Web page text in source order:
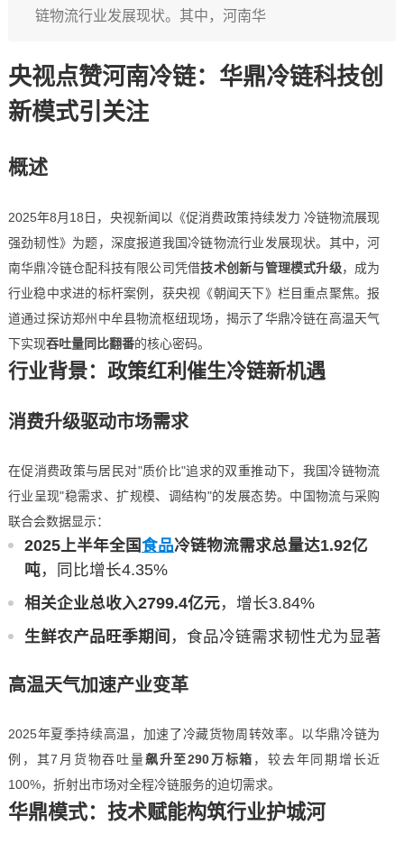
链物流行业发展现状。其中，河南华
央视点赞河南冷链：华鼎冷链科技创
新模式引关注
概述
2025年8月18日，央视新闻以《促消费政策持续发力 冷链物流展现
强劲韧性》为题，深度报道我国冷链物流行业发展现状。其中，河
南华鼎冷链仓配科技有限公司凭借技术创新与管理模式升级，成为
行业稳中求进的标杆案例，获央视《朝闻天下》栏目重点聚焦。报
道通过探访郑州中牟县物流枢纽现场，揭示了华鼎冷链在高温天气
下实现吞吐量同比翻番的核心密码。
行业背景：政策红利催生冷链新机遇
消费升级驱动市场需求
在促消费政策与居民对"质价比"追求的双重推动下，我国冷链物流
行业呈现"稳需求、扩规模、调结构"的发展态势。中国物流与采购
联合会数据显示：
2025上半年全国食品冷链物流需求总量达1.92亿
吨，同比增长4.35%
相关企业总收入2799.4亿元，增长3.84%
生鲜农产品旺季期间 ，食品冷链需求韧性尤为显著
高温天气加速产业变革
2025年夏季持续高温，加速了冷藏货物周转效率。以华鼎冷链为
例，其7月货物吞吐量飙升至290万标箱 ，较去年同期增长近
100%，折射出市场对全程冷链服务的迫切需求。
华鼎模式：技术赋能构筑行业护城河